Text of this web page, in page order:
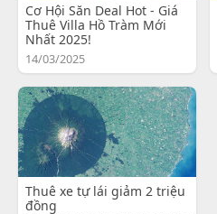
Cơ Hội Săn Deal Hot - Giá
Thuê Villa Hồ Tràm Mới
Nhất 2025!
14/03/2025
Thuê xe tự lái giảm 2 triệu
đồng